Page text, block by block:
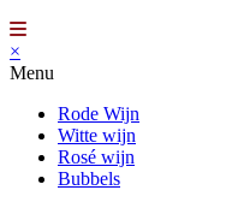
×
Menu
Rode Wijn
Witte wijn
Rosé wijn
Bubbels